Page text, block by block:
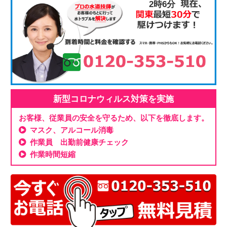
2時6分
新型コロナウィルス対策を実施
お客様、従業員の安全を守るため、以下を徹底します。
マスク、アルコール消毒
作業員 出勤前健康チェック
作業時間短縮